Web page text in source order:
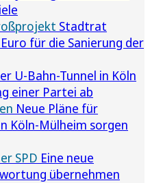
Stadtrat
für die Sanierung der
U-Bahn-Tunnel in Köln
einer Partei ab
Neue Pläne für
Köln-Mülheim sorgen
SPD Eine neue
übernehmen